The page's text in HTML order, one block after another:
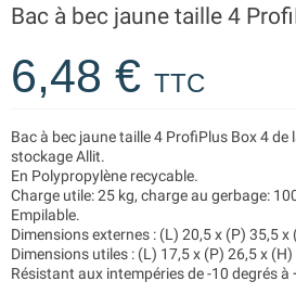
Bac à bec jaune taille 4
6,48 € TTC
Bac à bec jaune taille 4 ProfiPlus Box 4 de
stockage Allit.
En Polypropylène recycable.
Charge utile: 25 kg, charge au gerbage:
Empilable.
Dimensions externes : (L) 20,5 x (P) 35,5 x
Dimensions utiles : (L) 17,5 x (P) 26,5 x
Résistant aux intempéries de -10 degrés à